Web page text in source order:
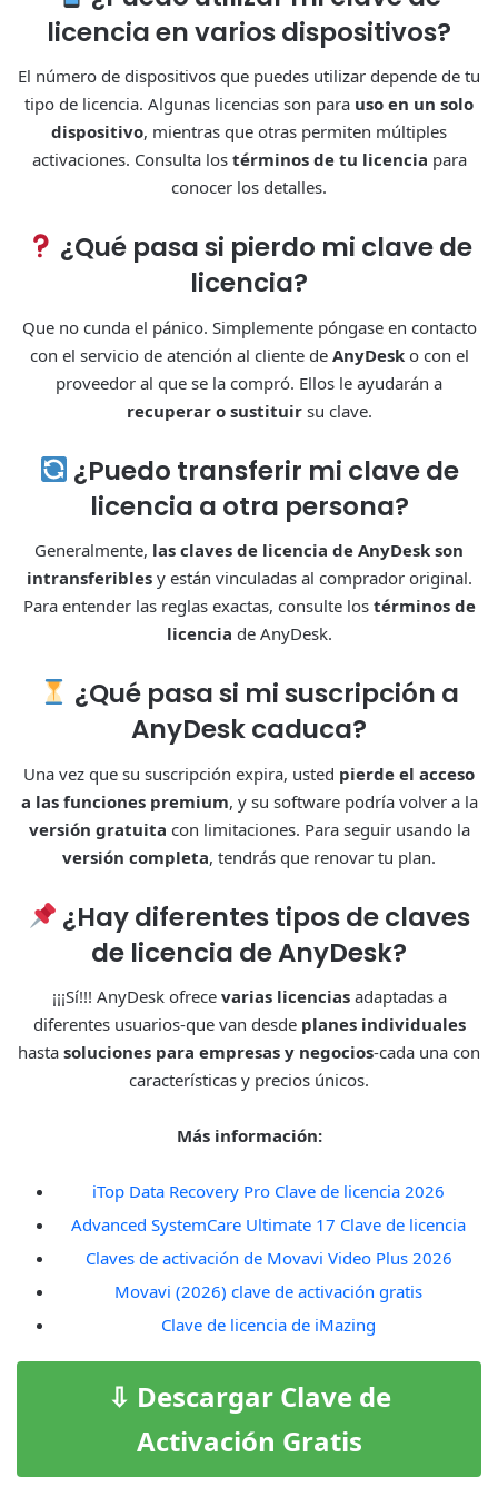
licencia en varios dispositivos?
El número de dispositivos que puedes utilizar depende de tu
tipo de licencia. Algunas licencias son para uso en un solo
dispositivo, mientras que otras permiten múltiples
activaciones. Consulta los términos de tu licencia para
conocer los detalles.
¿Qué pasa si pierdo mi clave de
licencia?
Que no cunda el pánico. Simplemente póngase en contacto
con el servicio de atención al cliente de AnyDesko con el
proveedor al que se la compró. Ellos le ayudarán a
recuperar o sustituirsu clave.
¿Puedo transferir mi clave de
licencia a otra persona?
Generalmente, las claves de licencia de AnyDesk son
intransferiblesy están vinculadas al comprador original.
Para entender las reglas exactas, consulte los términos de
licencia de AnyDesk.
¿Qué pasa si mi suscripción a
AnyDesk caduca?
Una vez que su suscripción expira, usted pierde el acceso
a las funciones premium, y su software podría volver a la
versión gratuita con limitaciones. Para seguir usando la
versión completa, tendrás que renovar tu plan.
¿Hay diferentes tipos de claves
de licencia de AnyDesk?
¡¡¡Sí!!! AnyDesk ofrece varias licenciasadaptadas a
diferentes usuarios-que van desde planes individuales
hasta soluciones para empresas y negocios-cada una con
características y precios únicos.
Más información:
iTop Data Recovery Pro Clave de licencia 2026
Advanced SystemCare Ultimate 17 Clave de licencia
Claves de activación de Movavi Video Plus 2026
Movavi (2026) clave de activación gratis
Clave de licencia de iMazing
⇩ Descargar Clave de
Activación Gratis